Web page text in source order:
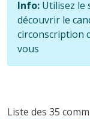
Info: Utilisez
découvrir le
circonscription
vous
Liste des 35